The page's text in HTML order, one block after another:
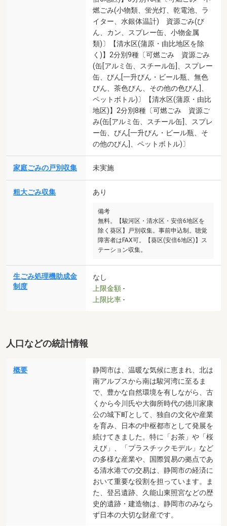
燃ごみ(小物類、蛍光灯、乾電池、ラ
イター、水銀体温計) 資源ごみ(び
ん、カン、スプレー缶、小物金属
類)〕【清水区(蒲原・由比地区を除
く)】2分別9種〔可燃ごみ 資源ごみ
(缶[アルミ缶、スチール缶]、スプレー
缶、びん[一升びん・ビール瓶、無色
びん、茶色びん、その他の色びん]、
ペットボトル)〕【清水区(蒲原・由比
地区)】2分別8種〔可燃ごみ 資源ご
み(缶[アルミ缶、スチール缶]、スプレ
ー缶、びん[一升びん・ビール瓶、そ
の他のびん]、ペットボトル)〕
家庭ごみの戸別収集 未実施
粗大ごみ収集 あり
備考
無料。【駿河区・清水区・安倍6地区を
除く葵区】戸別収集。事前申込制。聴覚
障害者はFAX可。【葵区(安倍6地区)】ス
テーション収集。
生ごみ処理機助成金
制度
なし
上限金額 -
上限比率 -
人口などの統計情報
概要
静岡市は、温暖な気候に恵まれ、北は
南アルプスから南は駿河湾に至るま
で、豊かな自然環境を有しながら、古
くから今川氏や大御所時代の徳川家康
公の城下町として、独自の文化や産業
を育み、日本の中枢都市として発展を
続けてきました。特に「お茶」や「桜
えび」、「プラスチックモデル」など
の多様な産業や、国際貿易の拠点であ
る清水港での交易は、静岡市の経済に
おいて重要な役割を担っています。ま
た、登呂遺跡、久能山東照宮などの歴
史的遺跡・建造物は、静岡市のみなら
ず日本の大切な財産です。